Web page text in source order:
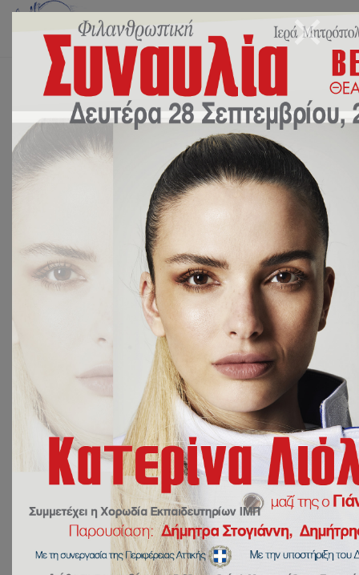
Αρχική Events Δημοτική Πινακοθήκη Πειραιά. Β΄Λυκείου
« All Events
This event has passed.
Δημοτική Πινακοθήκη
Πειραιά. Β΄Λυκείου
14 Φεβρουαρίου 2023 @ 08:00
-
17:00
ADD TO CALENDAR